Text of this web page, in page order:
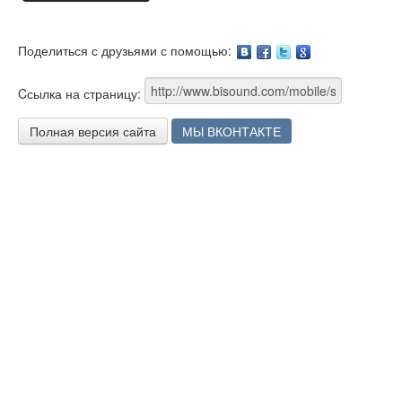
Поделиться с друзьями с помощью:
Cсылка на страницу:
Полная версия сайта МЫ ВКОНТАКТЕ